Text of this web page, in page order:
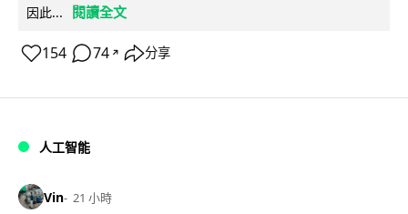
因此...
閱讀全文
154 74 ↗ 分享
人工智能
Vin 21 小時